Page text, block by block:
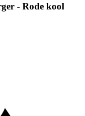
- Rode kool